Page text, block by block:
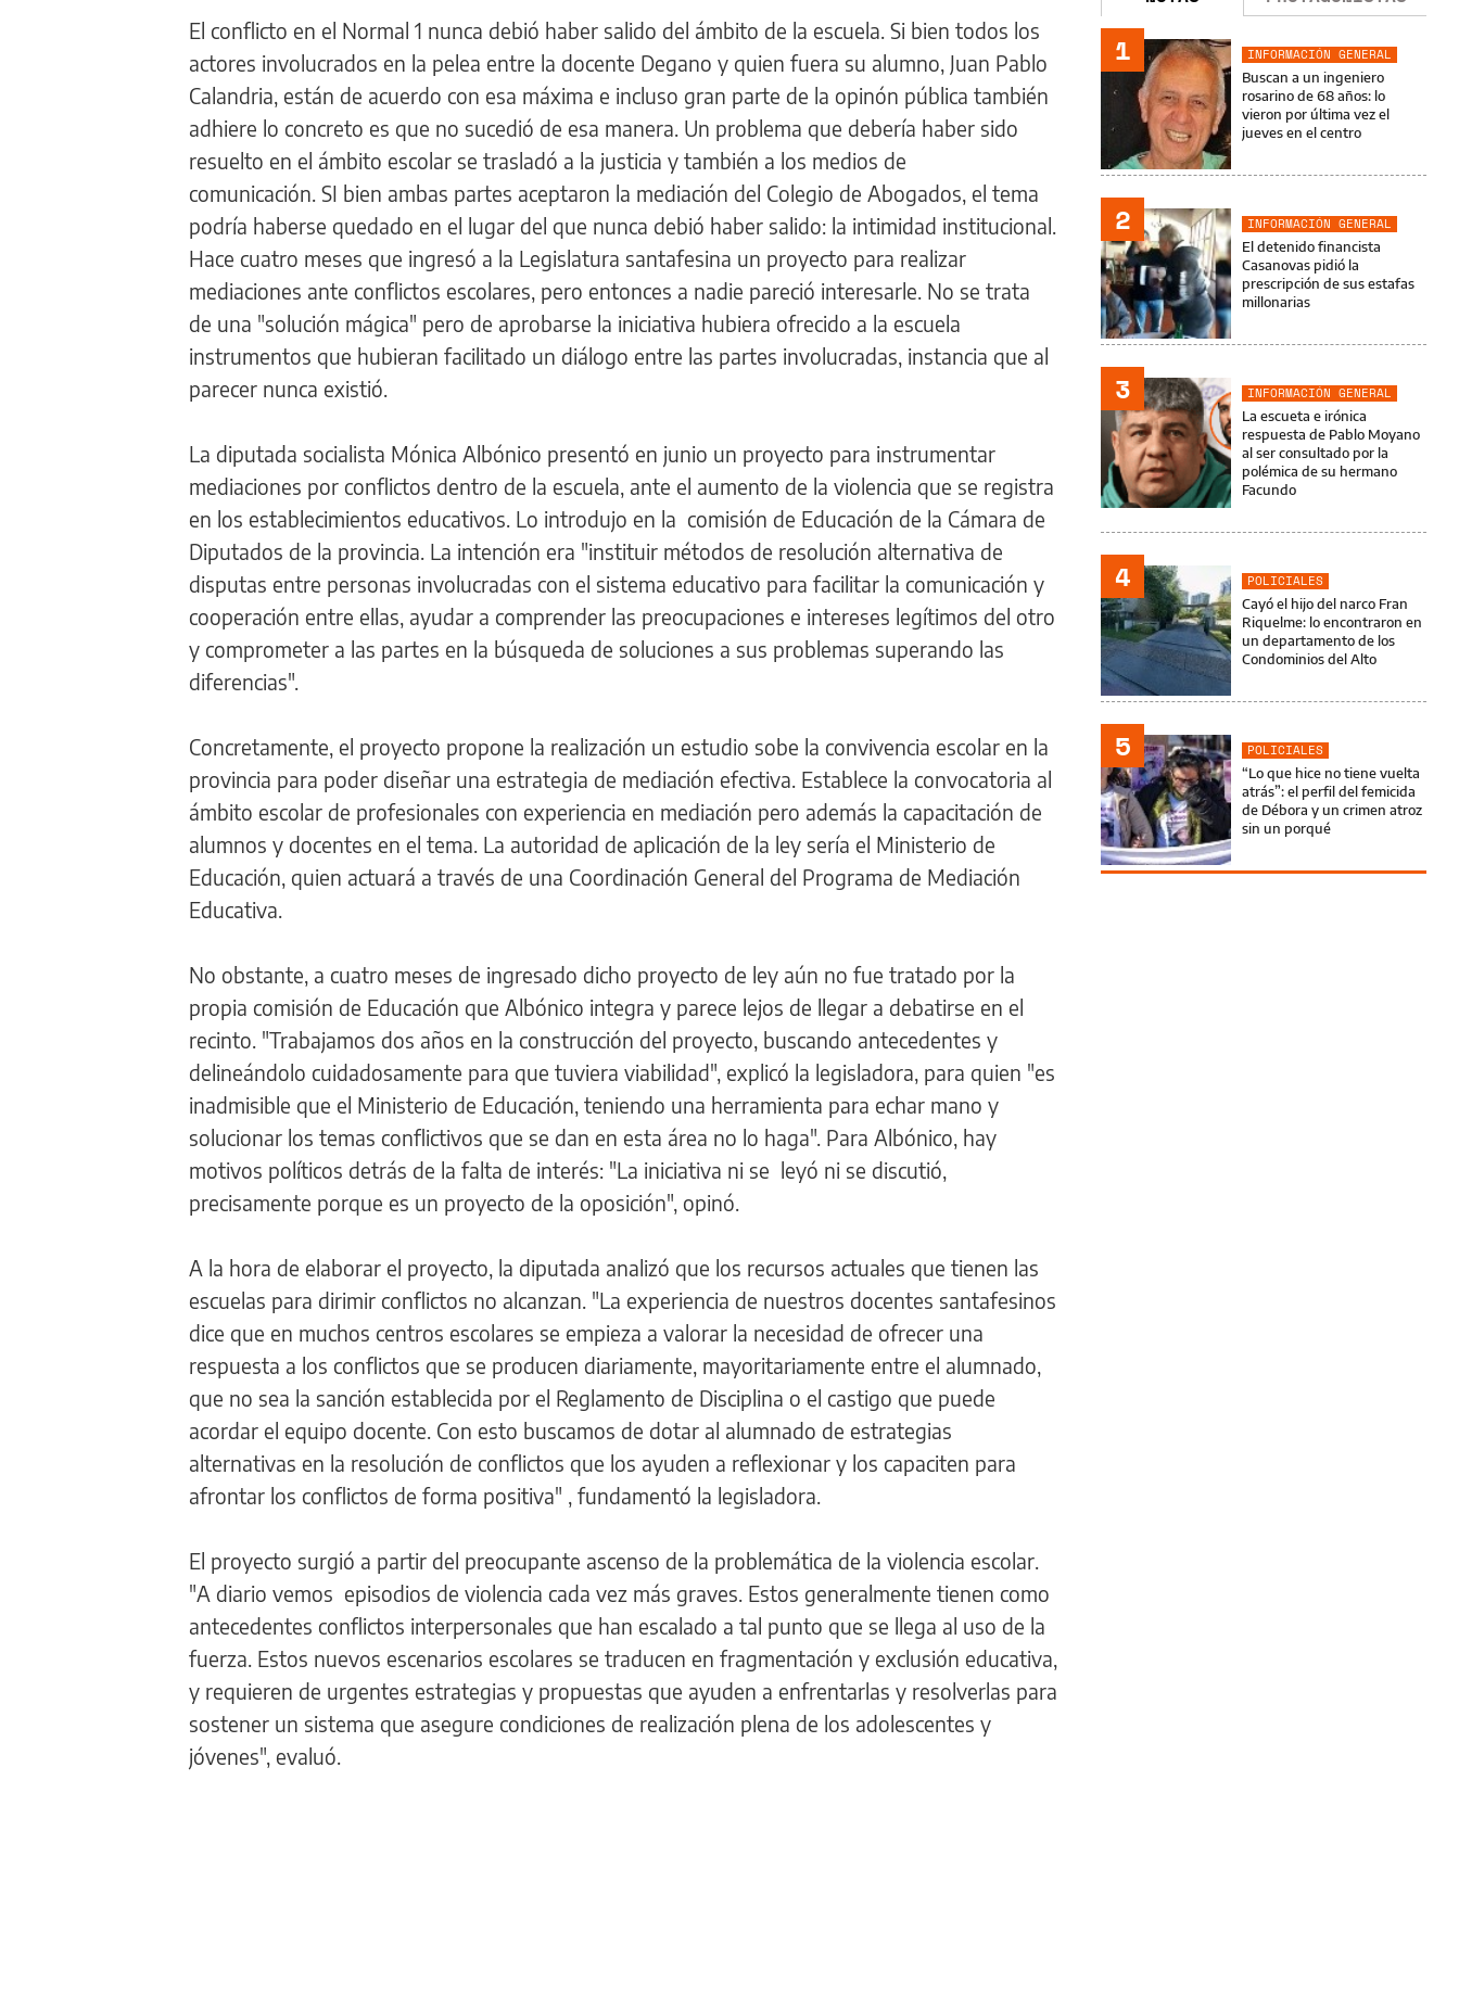
El conflicto en el Normal 1 nunca debió haber salido del ámbito de la escuela. Si bien todos los
actores involucrados en la pelea entre la docente Degano y quien fuera su alumno, Juan Pablo
Calandria, están de acuerdo con esa máxima e incluso gran parte de la opinón pública también
adhiere lo concreto es que no sucedió de esa manera. Un problema que debería haber sido
resuelto en el ámbito escolar se trasladó a la justicia y también a los medios de
comunicación. SI bien ambas partes aceptaron la mediación del Colegio de Abogados, el tema
podría haberse quedado en el lugar del que nunca debió haber salido: la intimidad institucional.
Hace cuatro meses que ingresó a la Legislatura santafesina un proyecto para realizar
mediaciones ante conflictos escolares, pero entonces a nadie pareció interesarle. No se trata
de una "solución mágica" pero de aprobarse la iniciativa hubiera ofrecido a la escuela
instrumentos que hubieran facilitado un diálogo entre las partes involucradas, instancia que al
parecer nunca existió.
La diputada socialista Mónica Albónico presentó en junio un proyecto para instrumentar
mediaciones por conflictos dentro de la escuela, ante el aumento de la violencia que se registra
en los establecimientos educativos. Lo introdujo en la comisión de Educación de la Cámara de
Diputados de la provincia. La intención era "instituir métodos de resolución alternativa de
disputas entre personas involucradas con el sistema educativo para facilitar la comunicación y
cooperación entre ellas, ayudar a comprender las preocupaciones e intereses legítimos del otro
y comprometer a las partes en la búsqueda de soluciones a sus problemas superando las
diferencias".
Concretamente, el proyecto propone la realización un estudio sobe la convivencia escolar en la
provincia para poder diseñar una estrategia de mediación efectiva. Establece la convocatoria al
ámbito escolar de profesionales con experiencia en mediación pero además la capacitación de
alumnos y docentes en el tema. La autoridad de aplicación de la ley sería el Ministerio de
Educación, quien actuará a través de una Coordinación General del Programa de Mediación
Educativa.
No obstante, a cuatro meses de ingresado dicho proyecto de ley aún no fue tratado por la
propia comisión de Educación que Albónico integra y parece lejos de llegar a debatirse en el
recinto. "Trabajamos dos años en la construcción del proyecto, buscando antecedentes y
delineándolo cuidadosamente para que tuviera viabilidad", explicó la legisladora, para quien "es
inadmisible que el Ministerio de Educación, teniendo una herramienta para echar mano y
solucionar los temas conflictivos que se dan en esta área no lo haga". Para Albónico, hay
motivos políticos detrás de la falta de interés: "La iniciativa ni se leyó ni se discutió,
precisamente porque es un proyecto de la oposición", opinó.
A la hora de elaborar el proyecto, la diputada analizó que los recursos actuales que tienen las
escuelas para dirimir conflictos no alcanzan. "La experiencia de nuestros docentes santafesinos
dice que en muchos centros escolares se empieza a valorar la necesidad de ofrecer una
respuesta a los conflictos que se producen diariamente, mayoritariamente entre el alumnado,
que no sea la sanción establecida por el Reglamento de Disciplina o el castigo que puede
acordar el equipo docente. Con esto buscamos de dotar al alumnado de estrategias
alternativas en la resolución de conflictos que los ayuden a reflexionar y los capaciten para
afrontar los conflictos de forma positiva" , fundamentó la legisladora.
El proyecto surgió a partir del preocupante ascenso de la problemática de la violencia escolar.
"A diario vemos episodios de violencia cada vez más graves. Estos generalmente tienen como
antecedentes conflictos interpersonales que han escalado a tal punto que se llega al uso de la
fuerza. Estos nuevos escenarios escolares se traducen en fragmentación y exclusión educativa,
y requieren de urgentes estrategias y propuestas que ayuden a enfrentarlas y resolverlas para
sostener un sistema que asegure condiciones de realización plena de los adolescentes y
jóvenes", evaluó.
1
INFORMACIÓN GENERAL
Buscan a un ingeniero
rosarino de 68 años: lo
vieron por última vez el
jueves en el centro
2
INFORMACIÓN GENERAL
El detenido financista
Casanovas pidió la
prescripción de sus estafas
millonarias
3
INFORMACIÓN GENERAL
La escueta e irónica
respuesta de Pablo Moyano
al ser consultado por la
polémica de su hermano
Facundo
4
POLICIALES
Cayó el hijo del narco Fran
Riquelme: lo encontraron en
un departamento de los
Condominios del Alto
5
POLICIALES
“Lo que hice no tiene vuelta
atrás”: el perfil del femicida
de Débora y un crimen atroz
sin un porqué